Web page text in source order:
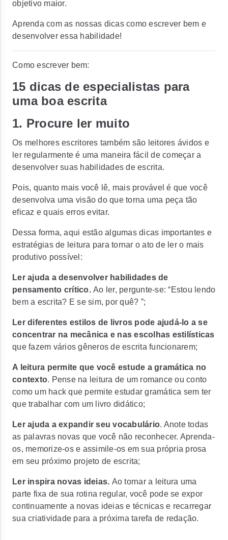
objetivo maior.
Aprenda com as nossas dicas como escrever bem e
desenvolver essa habilidade!
Como escrever bem:
15 dicas de especialistas para
uma boa escrita
1. Procure ler muito
Os melhores escritores também são leitores ávidos e
ler regularmente é uma maneira fácil de começar a
desenvolver suas habilidades de escrita.
Pois, quanto mais você lê, mais provável é que você
desenvolva uma visão do que torna uma peça tão
eficaz e quais erros evitar.
Dessa forma, aqui estão algumas dicas importantes e
estratégias de leitura para tornar o ato de ler o mais
produtivo possível:
Ler ajuda a desenvolver habilidades de
pensamento crítico. Ao ler, pergunte-se: “Estou lendo
bem a escrita? E se sim, por quê? ”;
Ler diferentes estilos de livros pode ajudá-lo a se
concentrar na mecânica e nas escolhas estilísticas
que fazem vários gêneros de escrita funcionarem;
A leitura permite que você estude a gramática no
contexto. Pense na leitura de um romance ou conto
como um hack que permite estudar gramática sem ter
que trabalhar com um livro didático;
Ler ajuda a expandir seu vocabulário. Anote todas
as palavras novas que você não reconhecer. Aprenda-
os, memorize-os e assimile-os em sua própria prosa
em seu próximo projeto de escrita;
Ler inspira novas ideias. Ao tornar a leitura uma
parte fixa de sua rotina regular, você pode se expor
continuamente a novas ideias e técnicas e recarregar
sua criatividade para a próxima tarefa de redação.